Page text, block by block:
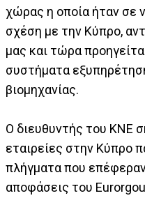
χώρας η οποία ήταν σε
σχέση με την Κύπρο,
μας και τώρα
συστήματα
βιομηχανίας.
Ο διευθυντής του ΚΝΕ
εταιρείες στην Κύπρο
πλήγματα που επέφεραν
αποφάσεις του